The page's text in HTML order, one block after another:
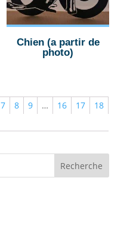
Chien (a partir de
photo)
7 8 9 … 16 17
18
Recherche